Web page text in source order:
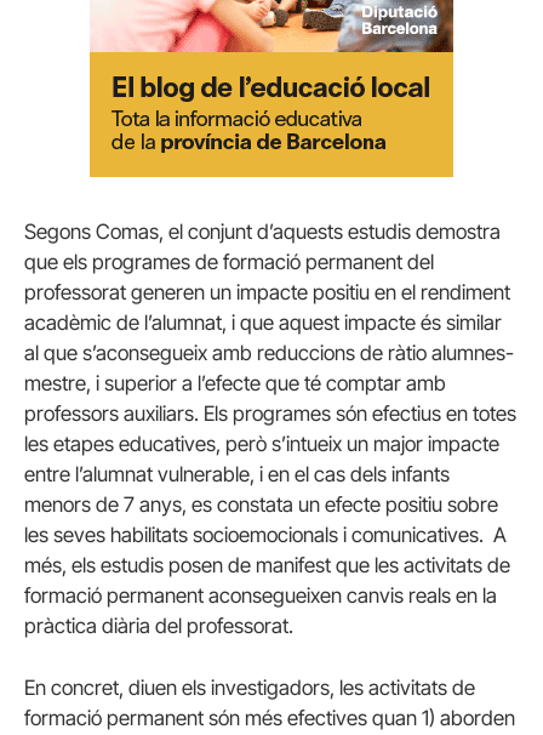
Segons Comas, el conjunt d’aquests estudis demostra
que els programes de formació permanent del
professorat generen un impacte positiu en el rendiment
acadèmic de l’alumnat, i que aquest impacte és similar
al que s’aconsegueix amb reduccions de ràtio alumnes-
mestre, i superior a l’efecte que té comptar amb
professors auxiliars. Els programes són efectius en totes
les etapes educatives, però s’intueix un major impacte
entre l’alumnat vulnerable, i en el cas dels infants
menors de 7 anys, es constata un efecte positiu sobre
les seves habilitats socioemocionals i comunicatives. A
més, els estudis posen de manifest que les activitats de
formació permanent aconsegueixen canvis reals en la
pràctica diària del professorat.
En concret, diuen els investigadors, les activitats de
formació permanent són més efectives quan 1) aborden